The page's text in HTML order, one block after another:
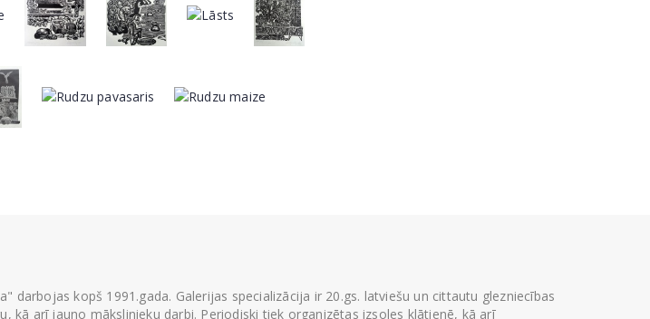
darbojas kopš 1991.gada. Galerijas specializācija ir 20.gs. latviešu un cittautu glezniecības
kā arī jauno mākslinieku darbi. Periodiski tiek organizētas izsoles klātienē, kā arī